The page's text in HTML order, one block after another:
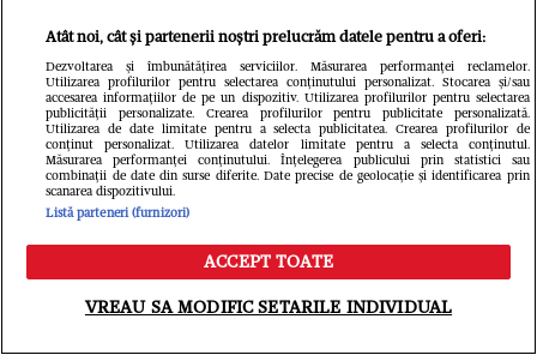
Meniu Caută
Atât noi, cât și partenerii noștri prelucrăm datele pentru a oferi:
Dezvoltarea și îmbunătățirea serviciilor. Măsurarea performanței reclamelor.
Utilizarea profilurilor pentru selectarea conținutului personalizat. Stocarea și/sau
accesarea informațiilor de pe un dispozitiv. Utilizarea profilurilor pentru selectarea
publicității personalizate. Crearea profilurilor pentru publicitate personalizată.
Utilizarea de date limitate pentru a selecta publicitatea. Crearea profilurilor de
conținut personalizat. Utilizarea datelor limitate pentru a selecta conținutul.
Măsurarea performanței conținutului. Înțelegerea publicului prin statistici sau
combinații de date din surse diferite. Date precise de geolocație și identificarea prin
scanarea dispozitivului.
Listă parteneri (furnizori)
ACCEPT TOATE
VREAU SA MODIFIC SETARILE INDIVIDUAL